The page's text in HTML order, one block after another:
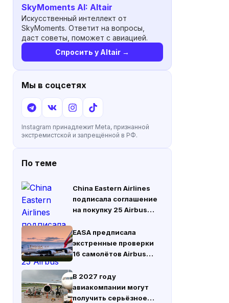
SkyMoments AI: Altair
Искусственный интеллект от
SkyMoments. Ответит на вопросы,
даст советы, поможет с авиацией.
Спросить у Altair →
Мы в соцсетях
Instagram принадлежит Meta, признанной
экстремистской и запрещённой в РФ.
По теме
China Eastern Airlines
подписала соглашение
на покупку 25 Airbus
EASA предписала
экстренные проверки
16 самолётов Airbus
лонжеронах крыла
В 2027 году
авиакомпании могут
получить серьёзное